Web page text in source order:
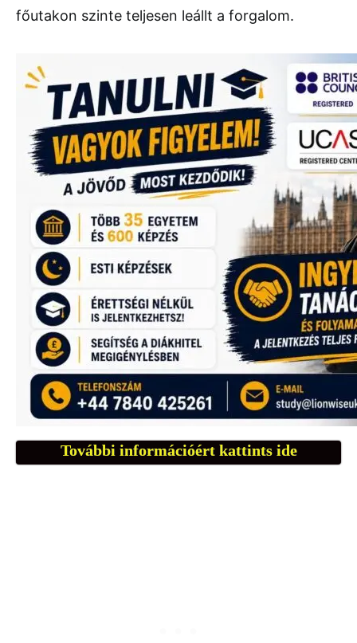
főutakon szinte teljesen leállt a forgalom.
További információért kattints ide